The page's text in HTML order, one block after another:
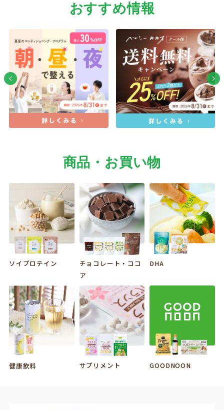
おすすめ情報
商品・お買い物
ソイプロテイン
チョコレート・ココ
ア
DHA
健康飲料 サプリメント GOODNOON